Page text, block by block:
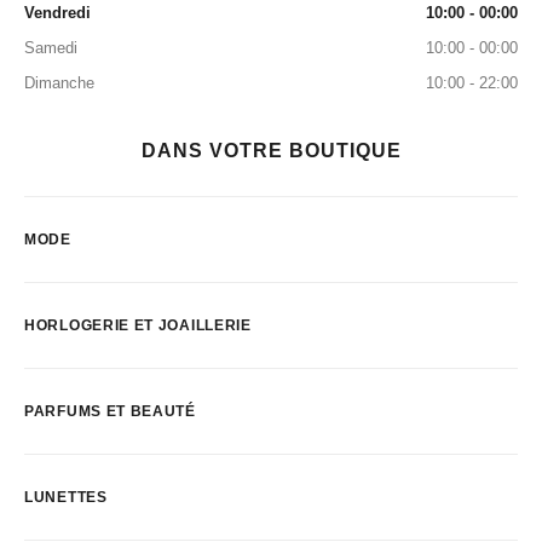
Vendredi
10:00 - 00:00
Samedi
10:00 - 00:00
Dimanche
10:00 - 22:00
DANS VOTRE BOUTIQUE
MODE
HORLOGERIE ET JOAILLERIE
PARFUMS ET BEAUTÉ
LUNETTES